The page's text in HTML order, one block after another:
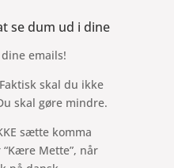
se dum ud i dine
emails!
skal du ikke
skal gøre mindre.
sætte komma
“Kære Mette”, når